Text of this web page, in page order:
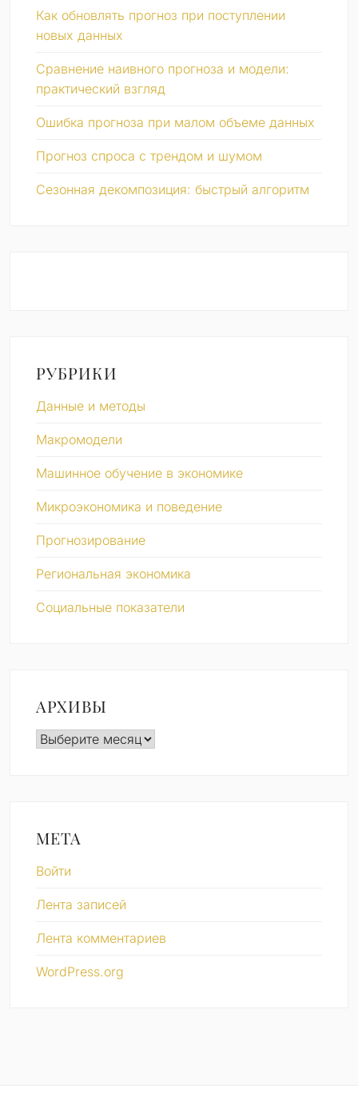
Как обновлять прогноз при поступлении
новых данных
Сравнение наивного прогноза и модели:
практический взгляд
Ошибка прогноза при малом объеме данных
Прогноз спроса с трендом и шумом
Сезонная декомпозиция: быстрый алгоритм
РУБРИКИ
Данные и методы
Макромодели
Машинное обучение в экономике
Микроэкономика и поведение
Прогнозирование
Региональная экономика
Социальные показатели
АРХИВЫ
Архивы
МЕТА
Войти
Лента записей
Лента комментариев
WordPress.org